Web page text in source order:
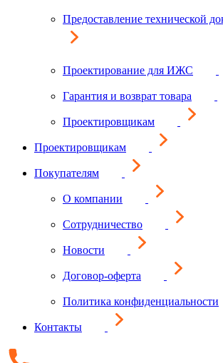
Предоставление технической
Проектирование для ИЖС
Гарантия и возврат товара
Проектировщикам
Проектировщикам
Покупателям
О компании
Сотрудничество
Новости
Договор-оферта
Политика конфиденциальности
Контакты